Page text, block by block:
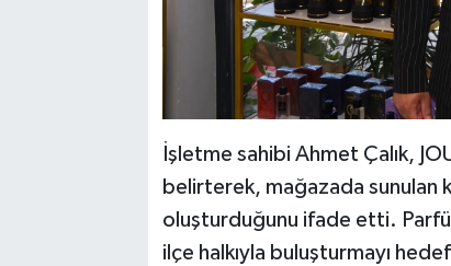
İşletme sahibi Ahmet Çalık,
belirterek, mağazada sunulan
oluşturduğunu ifade etti.
ilçe halkıyla buluşturmayı